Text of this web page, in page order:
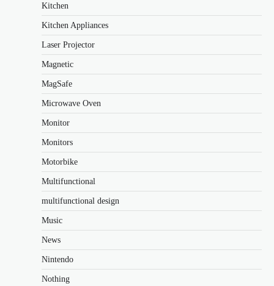
Kitchen
Kitchen Appliances
Laser Projector
Magnetic
MagSafe
Microwave Oven
Monitor
Monitors
Motorbike
Multifunctional
multifunctional design
Music
News
Nintendo
Nothing